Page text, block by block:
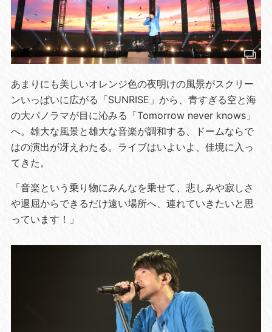
あまりにも美しいオレンジ色の夜明けの風景がスクリー
ンいっぱいに広がる「SUNRISE」から、青すぎる空と海
の大パノラマが目に沁みる「Tomorrow never knows」
へ。雄大な風景と雄大な音楽が調和する、ドームならで
はの演出が冴えわたる。ライブはいよいよ、佳境に入っ
てきた。
「音楽という乗り物にみんなを乗せて、悲しみや寂しさ
や退屈からできるだけ遠い場所へ、連れていきたいと思
っています！」